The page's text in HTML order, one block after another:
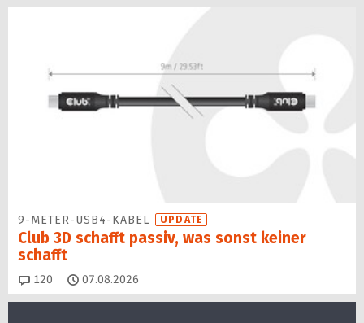
9-METER-USB4-KABEL UPDATE
Club 3D schafft passiv, was sonst keiner
schafft
120 Kommentare
07.08.2026